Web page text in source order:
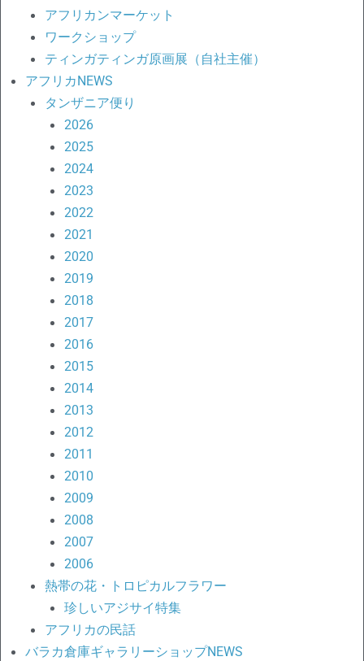
アフリカンマーケット
ワークショップ
ティンガティンガ原画展（自社主催）
アフリカNEWS
タンザニア便り
2026
2025
2024
2023
2022
2021
2020
2019
2018
2017
2016
2015
2014
2013
2012
2011
2010
2009
2008
2007
2006
熱帯の花・トロピカルフラワー
珍しいアジサイ特集
アフリカの民話
バラカ倉庫ギャラリーショップNEWS